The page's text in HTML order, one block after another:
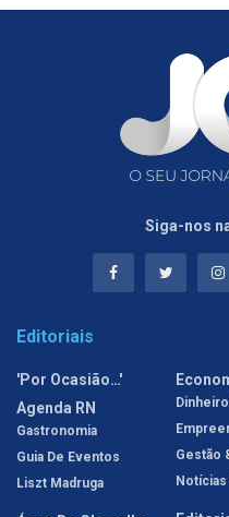
Siga-nos
Editoriais
'Por Ocasião…'
Agenda RN
Gastronomia
Guia De Eventos
Liszt Madruga
Gestão